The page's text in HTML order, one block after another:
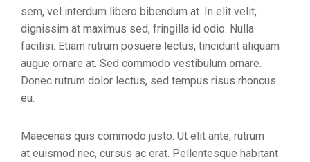
sem, vel interdum libero bibendum at. In elit velit,
dignissim at maximus sed, fringilla id odio. Nulla
facilisi. Etiam rutrum posuere lectus, tincidunt aliquam
augue ornare at. Sed commodo vestibulum ornare.
Donec rutrum dolor lectus, sed tempus risus rhoncus
eu.
Maecenas quis commodo justo. Ut elit ante, rutrum
at euismod nec, cursus ac erat. Pellentesque habitant